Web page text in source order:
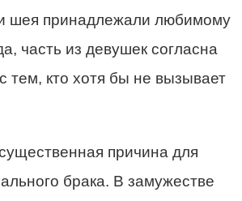
шея принадлежали любимому
часть из девушек согласна
тем, кто хотя бы не вызывает
причина для
брака. В замужестве